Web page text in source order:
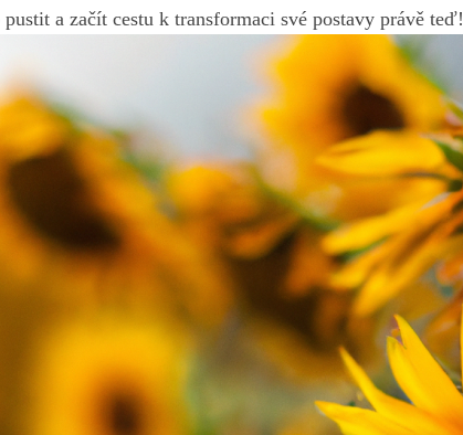
a‌ začít cestu k ​transformaci⁤ své postavy právě teď!